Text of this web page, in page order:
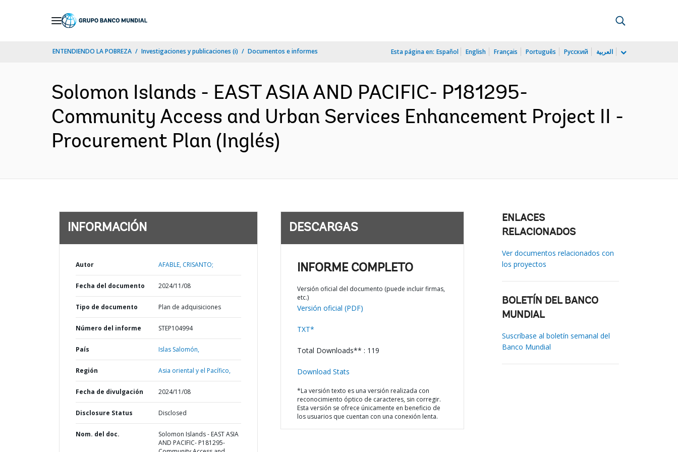
ENTENDIENDO LA POBREZA Investigaciones y publicaciones (i) Documentos e informes Esta página en: Español English Français Português Русский العربية
Solomon Islands - EAST ASIA AND PACIFIC- P181295-
Community Access and Urban Services Enhancement Project II -
Procurement Plan (Inglés)
INFORMACIÓN
Autor AFABLE, CRISANTO;
Fecha del documento 2024/11/08
Tipo de documento Plan de adquisiciones
Número del informe STEP104994
País Islas Salomón,
Región Asia oriental y el Pacífico,
Fecha de divulgación 2024/11/08
Disclosure Status Disclosed
Nom. del doc.
Solomon Islands - EAST ASIA
AND PACIFIC- P181295-
DESCARGAS
INFORME COMPLETO
Versión oficial del documento (puede incluir firmas,
etc.)
Versión oficial (PDF)
TXT*
Total Downloads** : 119
Download Stats
*La versión texto es una versión realizada con
reconocimiento óptico de caracteres, sin corregir.
Esta versión se ofrece únicamente en beneficio de
los usuarios que cuentan con una conexión lenta.
ENLACES
RELACIONADOS
Ver documentos relacionados con
los proyectos
BOLETÍN DEL BANCO
MUNDIAL
Suscríbase al boletín semanal del
Banco Mundial